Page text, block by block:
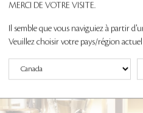
MERCI DE VOTRE VISITE.
Il semble que vous naviguiez à partir
Veuillez choisir votre pays/région